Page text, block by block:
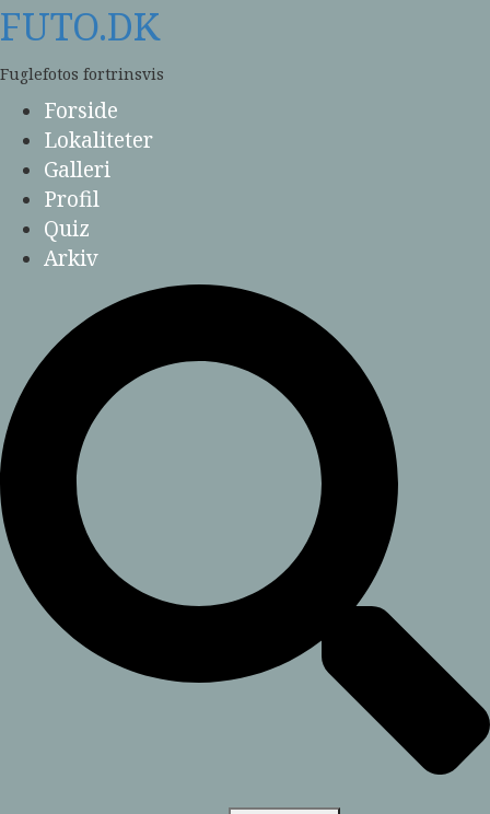
Skip
to
content
FUTO.DK
Fuglefotos fortrinsvis
Forside
Lokaliteter
Galleri
Profil
Quiz
Arkiv